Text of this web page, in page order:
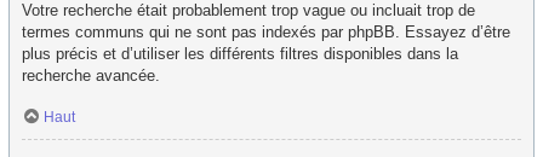
Votre recherche était probablement trop vague ou incluait trop de
termes communs qui ne sont pas indexés par phpBB. Essayez d’être
plus précis et d’utiliser les différents filtres disponibles dans la
recherche avancée.
Haut